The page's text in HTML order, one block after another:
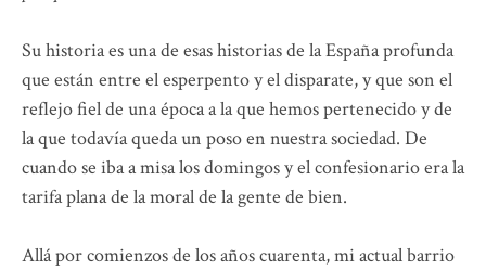
Su historia es una de esas historias de la España profunda
que están entre el esperpento y el disparate, y que son el
reflejo fiel de una época a la que hemos pertenecido y de
la que todavía queda un poso en nuestra sociedad. De
cuando se iba a misa los domingos y el confesionario era la
tarifa plana de la moral de la gente de bien.
Allá por comienzos de los años cuarenta, mi actual barrio